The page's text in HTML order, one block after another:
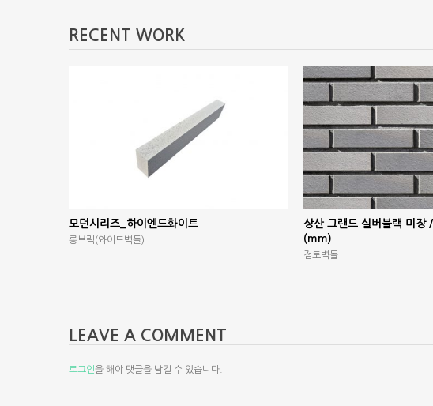
RECENT WORK
모던시리즈_하이엔드화이트
롱브릭(와이드벽돌)
상산 그랜드 실버블랙 미
(mm)
점토벽돌
LEAVE A COMMENT
로그인을 해야 댓글을 남길 수 있습니다.